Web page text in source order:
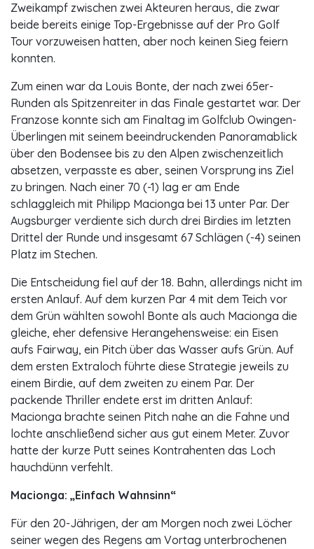
Zweikampf zwischen zwei Akteuren heraus, die zwar
beide bereits einige Top-Ergebnisse auf der Pro Golf
Tour vorzuweisen hatten, aber noch keinen Sieg feiern
konnten.
Zum einen war da Louis Bonte, der nach zwei 65er-
Runden als Spitzenreiter in das Finale gestartet war. Der
Franzose konnte sich am Finaltag im Golfclub Owingen-
Überlingen mit seinem beeindruckenden Panoramablick
über den Bodensee bis zu den Alpen zwischenzeitlich
absetzen, verpasste es aber, seinen Vorsprung ins Ziel
zu bringen. Nach einer 70 (-1) lag er am Ende
schlaggleich mit Philipp Macionga bei 13 unter Par. Der
Augsburger verdiente sich durch drei Birdies im letzten
Drittel der Runde und insgesamt 67 Schlägen (-4) seinen
Platz im Stechen.
Die Entscheidung fiel auf der 18. Bahn, allerdings nicht im
ersten Anlauf. Auf dem kurzen Par 4 mit dem Teich vor
dem Grün wählten sowohl Bonte als auch Macionga die
gleiche, eher defensive Herangehensweise: ein Eisen
aufs Fairway, ein Pitch über das Wasser aufs Grün. Auf
dem ersten Extraloch führte diese Strategie jeweils zu
einem Birdie, auf dem zweiten zu einem Par. Der
packende Thriller endete erst im dritten Anlauf:
Macionga brachte seinen Pitch nahe an die Fahne und
lochte anschließend sicher aus gut einem Meter. Zuvor
hatte der kurze Putt seines Kontrahenten das Loch
hauchdünn verfehlt.
Macionga: „Einfach Wahnsinn“
Für den 20-Jährigen, der am Morgen noch zwei Löcher
seiner wegen des Regens am Vortag unterbrochenen